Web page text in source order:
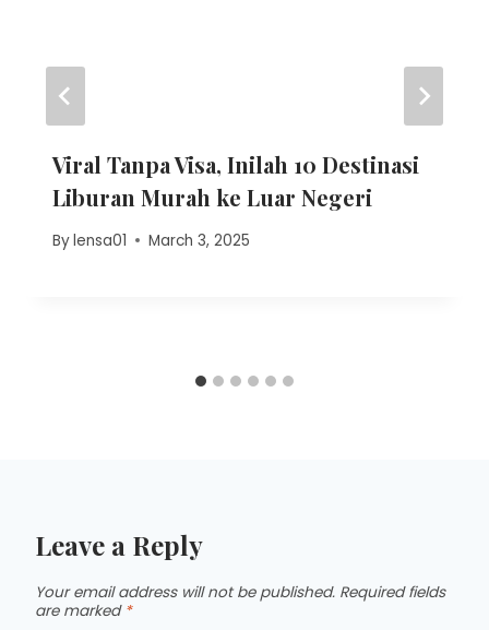
Viral Tanpa Visa, Inilah 10 Destinasi
Liburan Murah ke Luar Negeri
Bylensa01 March 3, 2025
Leave a Reply
Your email address will not be published. Required fields
are marked *